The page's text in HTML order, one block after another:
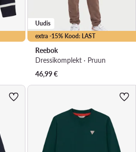
extra -15% Kood: LAST
Uudis
Reebok
Dressikomplekt · Pruun
46,99€